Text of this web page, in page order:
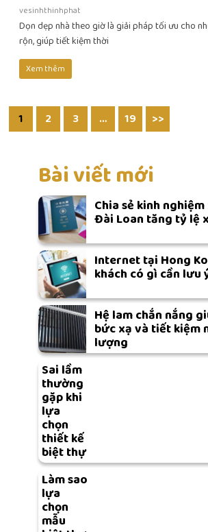
vesinhthinhphat
Dọn dẹp nhà theo giờ là giải pháp tối ưu cho
rộn, giúp tiết kiệm thời
Xem thêm
1 2 3 … 19 >>
Bài viết mới
Chia sẻ kinh
Đài Loan tăng tỷ lệ
Internet tại Hong
khách có gì cần lưu
Hệ lam chắn nắng
bức xạ và tiết kiệm
lượng
Sai lầm
thường
gặp khi
lựa
chọn
thiết kế
biệt thự
Làm sao
lựa
chọn
mẫu